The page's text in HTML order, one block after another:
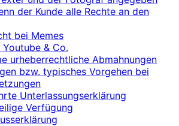
der Kunde alle Rechte an den
bei Memes
& Co.
urheberrechtliche Abmahnungen
bzw. typisches Vorgehen bei
Unterlassungserklärung
Verfügung